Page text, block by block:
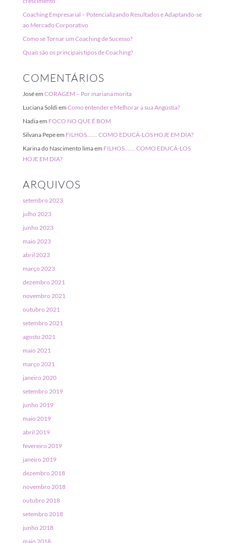
Coaching Empresarial – Potencializando Resultados e Adaptando-se
ao Mercado Corporativo
Como se Tornar um Coaching de Sucesso?
Quais são os principais tipos de Coaching?
COMENTÁRIOS
Joséem CORAGEM – Por mariana morita
Luciana Soldiem Como entender e Melhorar a sua Angústia?
Nadiaem FOCO NO QUE É BOM
Silvana Pepeem FILHOS……. COMO EDUCÁ-LOS HOJE EM DIA?
Karina do Nascimento limaem FILHOS……. COMO EDUCÁ-LOS
HOJE EM DIA?
ARQUIVOS
setembro 2023
julho 2023
junho 2023
maio 2023
abril 2023
março 2023
dezembro 2021
novembro 2021
outubro 2021
setembro 2021
agosto 2021
maio 2021
março 2021
janeiro 2020
setembro 2019
junho 2019
maio 2019
abril 2019
fevereiro 2019
janeiro 2019
dezembro 2018
novembro 2018
outubro 2018
setembro 2018
junho 2018
maio 2018